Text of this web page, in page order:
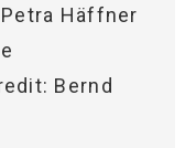
Häffner
Bernd